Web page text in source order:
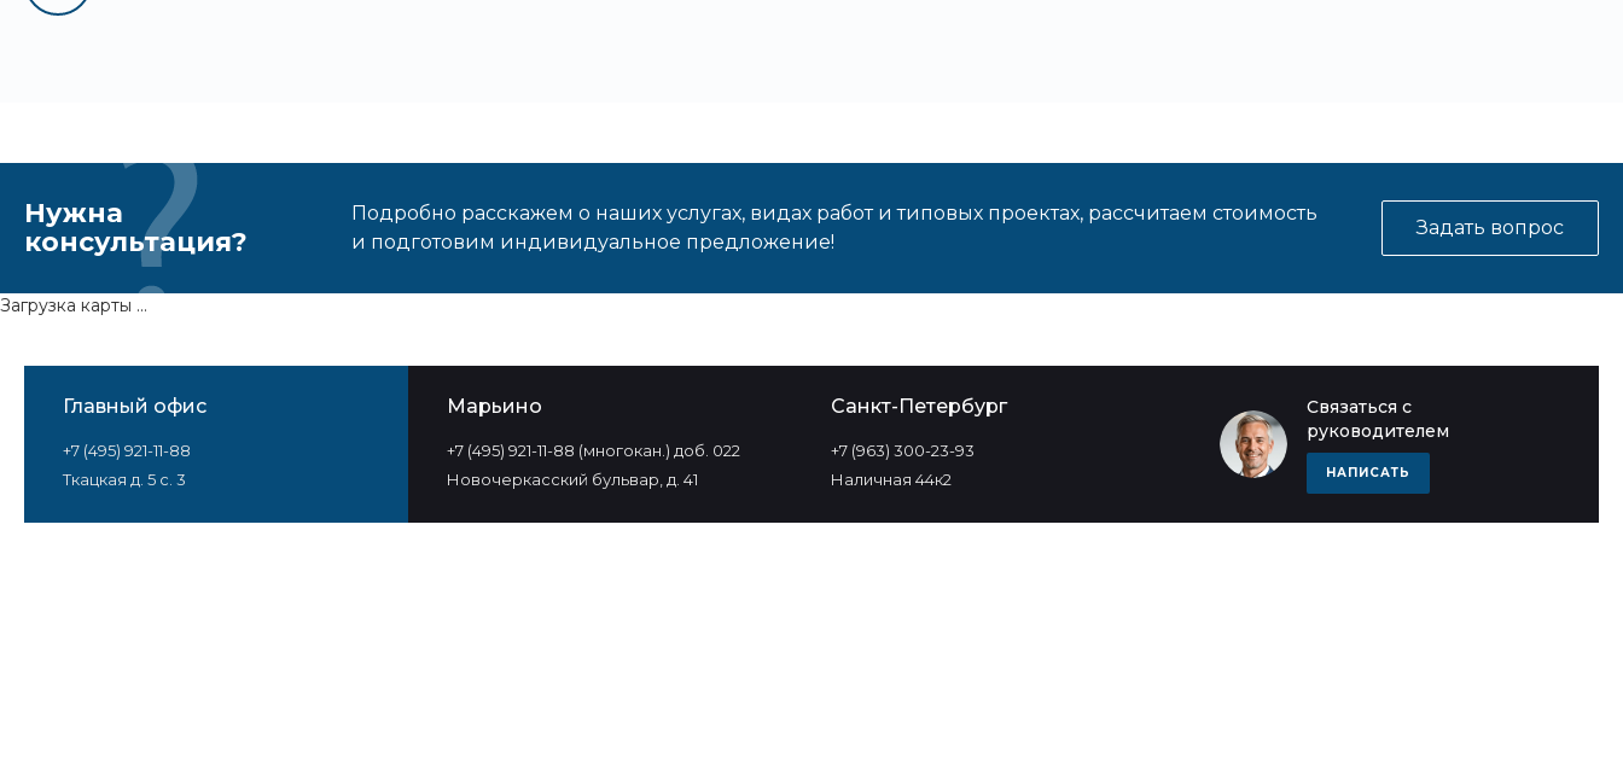
Нужна
консультация?
Подробно расскажем о наших услугах, видах работ и типовых проектах, рассчитаем стоимость
и подготовим индивидуальное предложение!
Задать вопрос
Связаться с
руководителем
НАПИСАТЬ
Главный офис
+7 (495) 921-11-88
Ткацкая д. 5 с. 3
Марьино
+7 (495) 921-11-88 (многокан.) доб. 022
Новочеркасский бульвар, д. 41
Санкт-Петербург
+7 (963) 300-23-93
Наличная 44к2
Загрузка карты ...